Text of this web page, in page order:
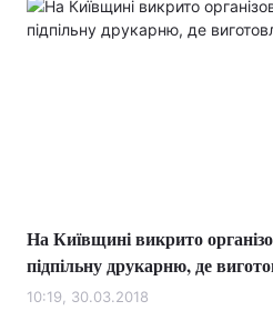
На Київщині викрито
підпільну друкарню, де
10:19, 30.03.2018